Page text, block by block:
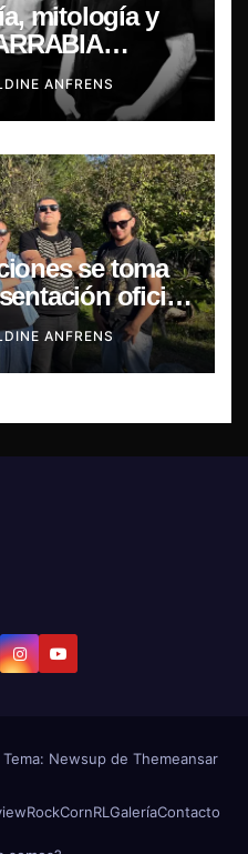
mitología y
Sirena”
ANFRENS
se toma
oficial
del single
ANFRENS
Tema: Newsup de Themeansar
RockCornRL GaleríaContacto